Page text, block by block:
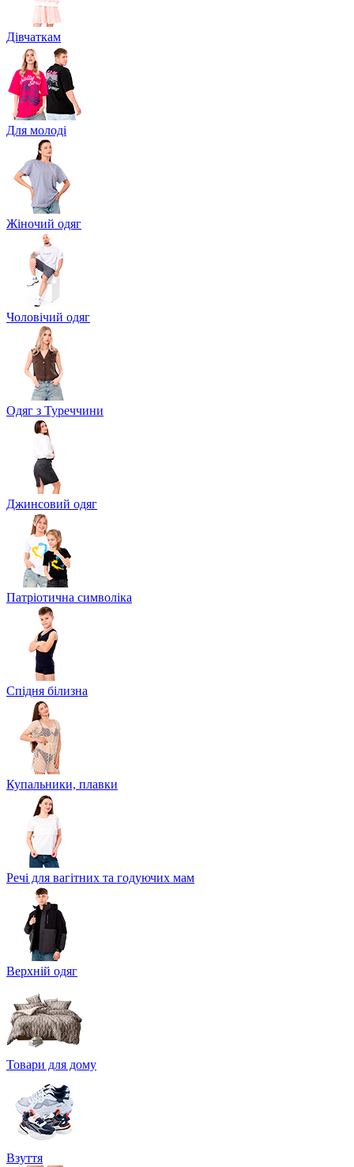
Дівчаткам
Для молоді
Жіночий одяг
Чоловічий одяг
Одяг з Туреччини
Джинсовий одяг
Патріотична символіка
Спідня білизна
Купальники, плавки
Речі для вагітних та годуючих мам
Верхній одяг
Товари для дому
Взуття